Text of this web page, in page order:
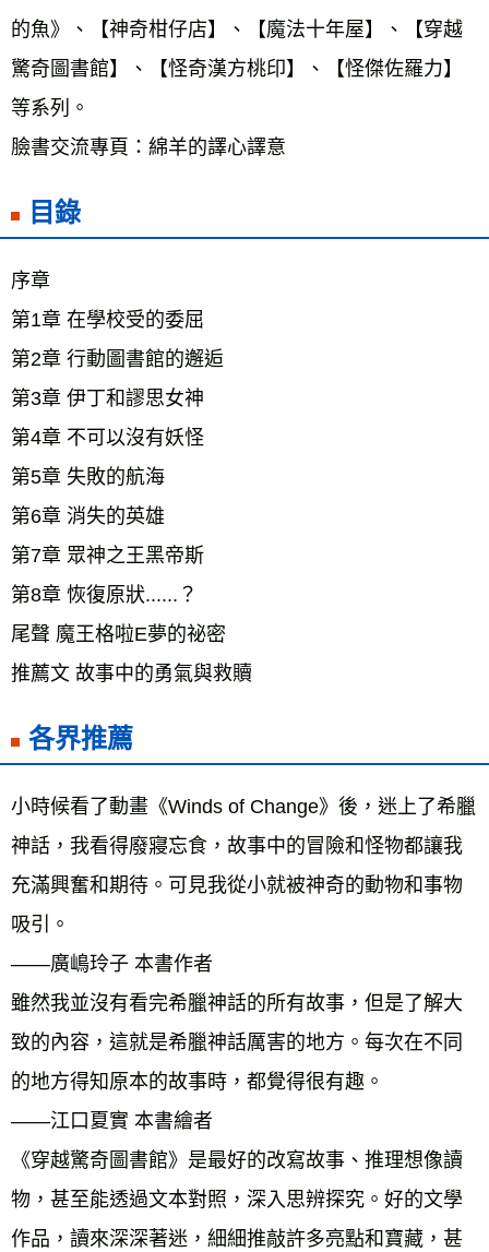
的魚》、【神奇柑仔店】、【魔法十年屋】、【穿越
驚奇圖書館】、【怪奇漢方桃印】、【怪傑佐羅力】
等系列。
臉書交流專頁：綿羊的譯心譯意
目錄
序章
第1章 在學校受的委屈
第2章 行動圖書館的邂逅
第3章 伊丁和謬思女神
第4章 不可以沒有妖怪
第5章 失敗的航海
第6章 消失的英雄
第7章 眾神之王黑帝斯
第8章 恢復原狀......？
尾聲 魔王格啦E夢的祕密
推薦文 故事中的勇氣與救贖
各界推薦
小時候看了動畫《Winds of Change》後，迷上了希臘
神話，我看得廢寢忘食，故事中的冒險和怪物都讓我
充滿興奮和期待。可見我從小就被神奇的動物和事物
吸引。
——廣嶋玲子 本書作者
雖然我並沒有看完希臘神話的所有故事，但是了解大
致的內容，這就是希臘神話厲害的地方。每次在不同
的地方得知原本的故事時，都覺得很有趣。
——江口夏實 本書繪者
《穿越驚奇圖書館》是最好的改寫故事、推理想像讀
物，甚至能透過文本對照，深入思辨探究。好的文學
作品，讀來深深著迷，細細推敲許多亮點和寶藏，甚